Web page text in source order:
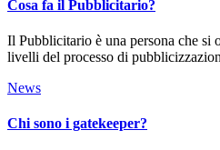
Cosa fa il Pubblicitario?
Il Pubblicitario è una persona che si
livelli del processo di
News
Chi sono i gatekeeper?